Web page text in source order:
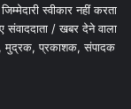
स्वीकार नहीं करता
/ खबर देने वाला
मुद्रक, प्रकाशक, संपादक